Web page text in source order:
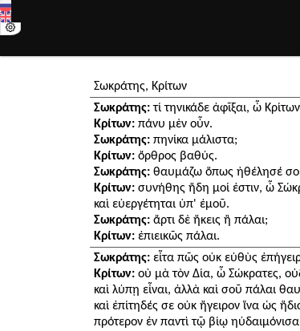
Σωκράτης, Κρίτων
Σωκράτης:τί τηνικάδε ἀφῖξαι, ὦ
Κρίτων:πάνυ μὲν οὖν.
Σωκράτης:πηνίκα μάλιστα;
Κρίτων:ὄρθρος βαθύς.
Σωκράτης:θαυμάζω ὅπως ἠθέλησέ
Κρίτων:συνήθης ἤδη μοί ἐστιν, ὦ
καὶ εὐεργέτηται ὑπ' ἐμοῦ.
Σωκράτης:ἄρτι δὲ ἥκεις ἢ πάλαι;
Κρίτων:ἐπιεικῶς πάλαι.
Σωκράτης:εἶτα πῶς οὐκ εὐθὺς
Κρίτων:οὐ μὰ τὸν Δία, ὦ Σώκρατες,
καὶ λύπῃ εἶναι, ἀλλὰ καὶ σοῦ πάλαι
καὶ ἐπίτηδές σε οὐκ ἤγειρον ἵνα ὡς
πρότερον ἐν παντὶ τῷ βίῳ